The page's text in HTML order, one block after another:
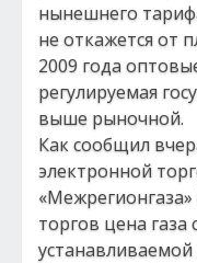
нынешнего
не откажется от
2009 года
регулируемая
выше рыночной.
Как сообщил
электронной
торгов цена газа
устанавливаемой